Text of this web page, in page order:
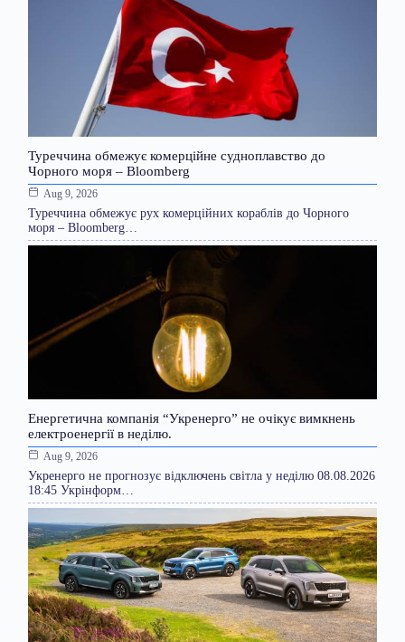
Туреччина обмежує комерційне судноплавство до
Чорного моря – Bloomberg
Aug 9, 2026
Туреччина обмежує рух комерційних кораблів до Чорного
моря – Bloomberg…
Енергетична компанія “Укренерго” не очікує вимкнень
електроенергії в неділю.
Aug 9, 2026
Укренерго не прогнозує відключень світла у неділю 08.08.2026
18:45 Укрінформ…